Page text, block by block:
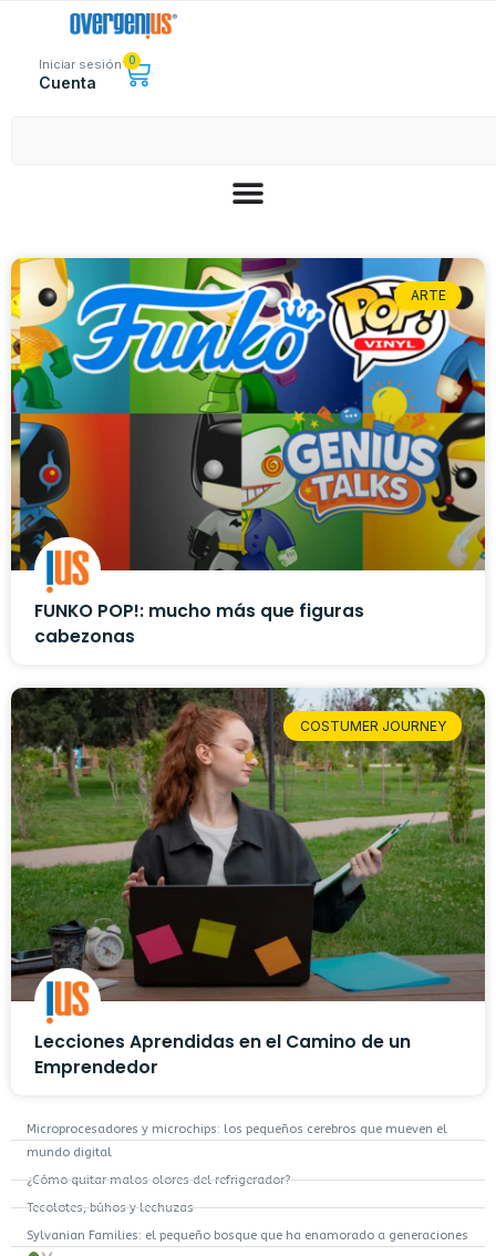
Iniciar sesión
Cuenta
0
ARTE
FUNKO POP!: mucho más que figuras
cabezonas
COSTUMER JOURNEY
Lecciones Aprendidas en el Camino de un
Emprendedor
Microprocesadores y microchips: los pequeños cerebros que mueven el
mundo digital
¿Cómo quitar malos olores del refrigerador?
Tecolotes, búhos y lechuzas
Sylvanian Families: el pequeño bosque que ha enamorado a generaciones